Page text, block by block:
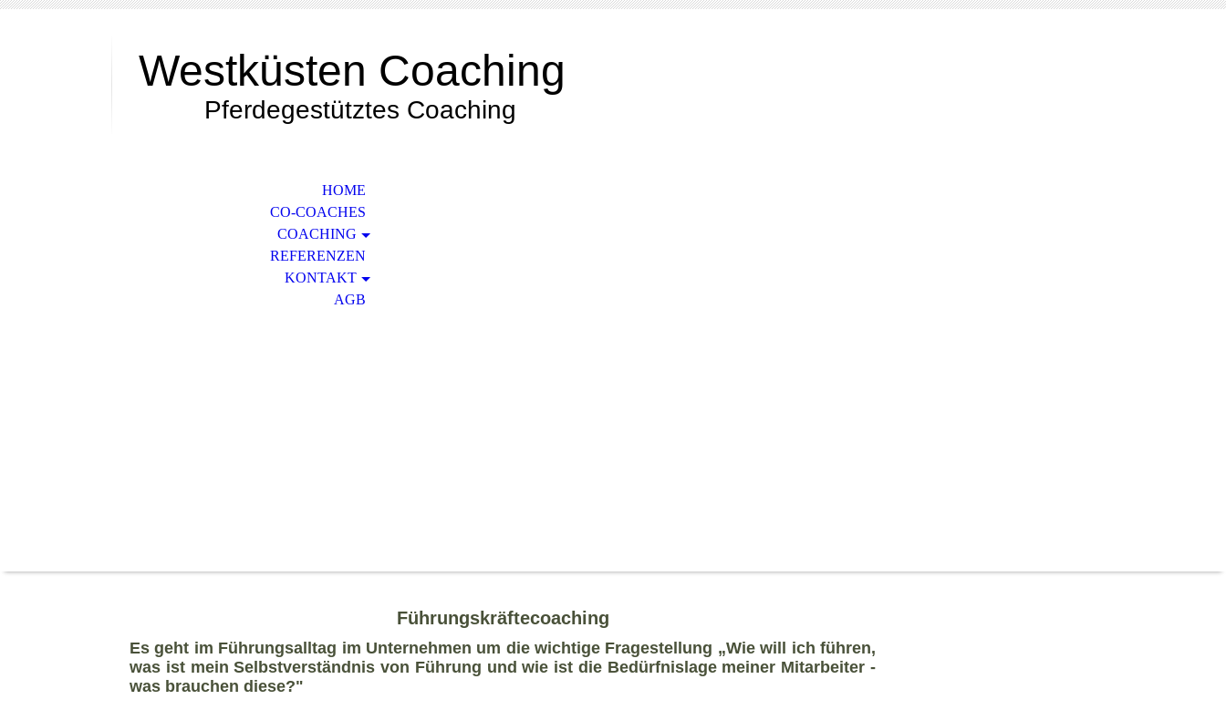
Westküsten Coaching
Pferdegestütztes Coaching
HOME
CO-COACHES
COACHING
REFERENZEN
KONTAKT
AGB
Führungskräftecoaching
Es geht im Führungsalltag im Unternehmen um die wichtige Fragestellung „Wie will ich führen,
was ist mein Selbstverständnis von Führung und wie ist die Bedürfnislage meiner Mitarbeiter -
was brauchen diese?"